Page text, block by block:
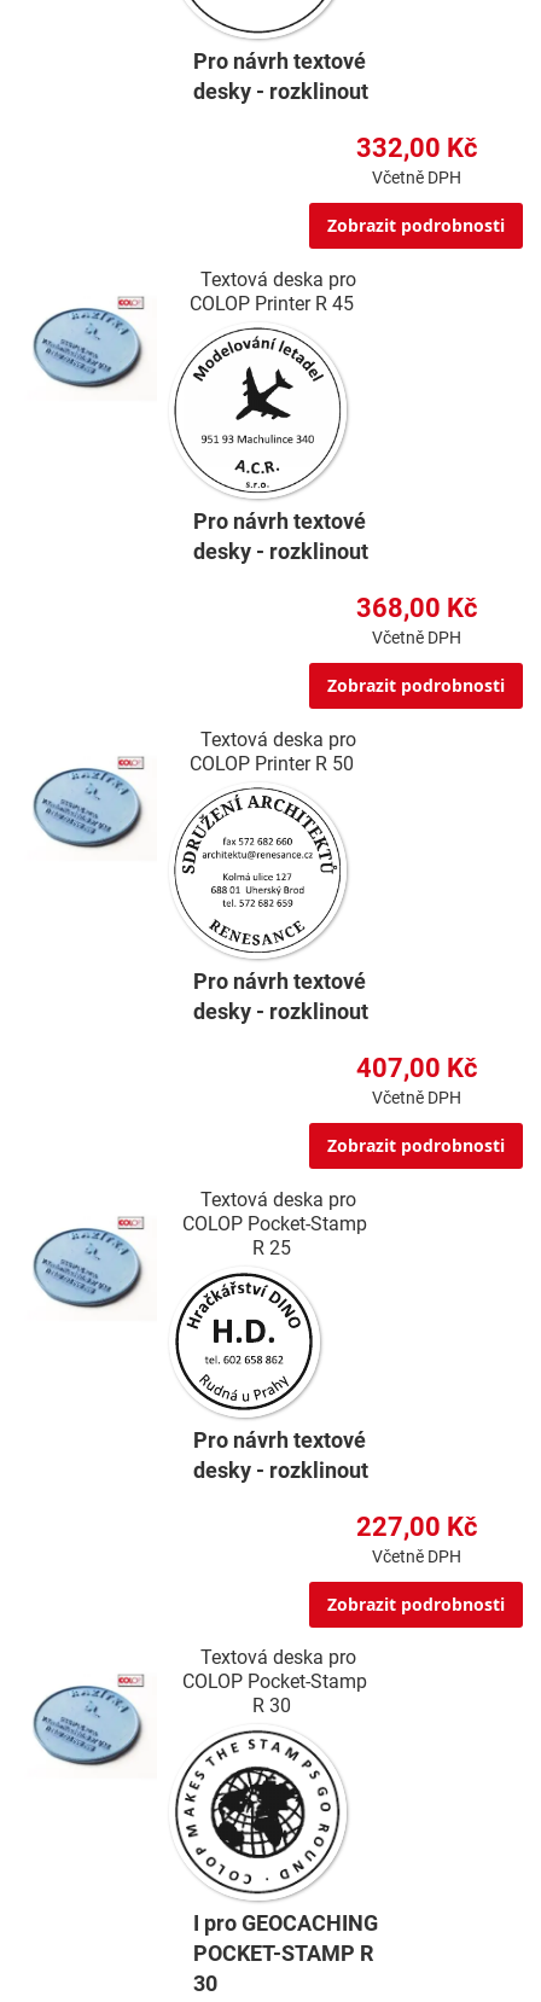
Pro návrh textové
desky - rozklinout
332,00 Kč
Včetně DPH
Zobrazit podrobnosti
Textová deska pro
COLOP Printer R 45
Pro návrh textové
desky - rozklinout
368,00 Kč
Včetně DPH
Zobrazit podrobnosti
Textová deska pro
COLOP Printer R 50
Pro návrh textové
desky - rozklinout
407,00 Kč
Včetně DPH
Zobrazit podrobnosti
Textová deska pro
COLOP Pocket-Stamp
R 25
Pro návrh textové
desky - rozklinout
227,00 Kč
Včetně DPH
Zobrazit podrobnosti
Textová deska pro
COLOP Pocket-Stamp
R 30
I pro GEOCACHING
POCKET-STAMP R
30